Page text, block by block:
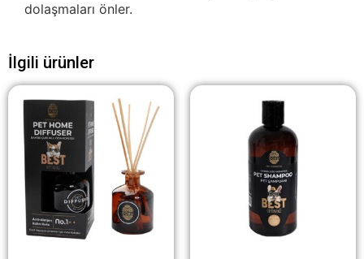
dolaşmaları önler.
İlgili ürünler